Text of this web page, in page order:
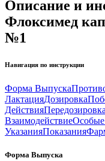
Описание и
Флоксимед
№1
Навигация по инструкции
Форма Выпуска
ЛактацияДозировка
ДействияПередозировка
ВзаимодействиеОсобые
УказанияПоказания
Форма Выпуска